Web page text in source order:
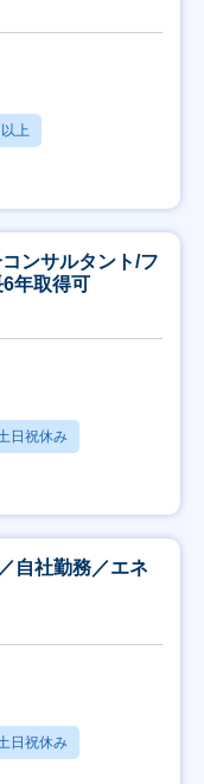
上
ンサルタント/フ
年取得可
日祝休み
自社勤務／エネ
日祝休み